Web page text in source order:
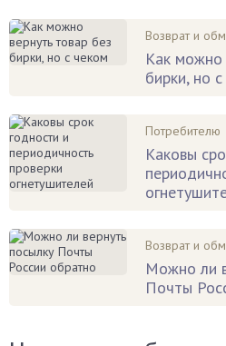
Возврат и
Как можно
бирки, но
Потребителю
Каковы
Возврат и
Можно ли
Почты